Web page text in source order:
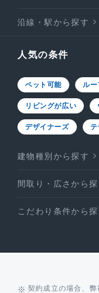
沿線・駅から探す
人気の条件
ペット可能 ルー
リビングが広い
デザイナーズ テ
建物種別から探す
間取り・広さから探
こだわり条件から探
契約成立の場合、